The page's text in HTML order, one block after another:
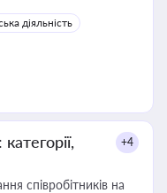
діяльність
+4
співробітників на